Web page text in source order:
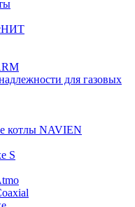
для газовых
котлы NAVIEN
S